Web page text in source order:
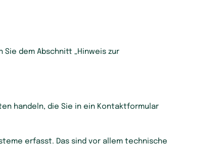
dem Abschnitt „Hinweis zur
handeln, die Sie in ein Kontaktformular
erfasst. Das sind vor allem technische